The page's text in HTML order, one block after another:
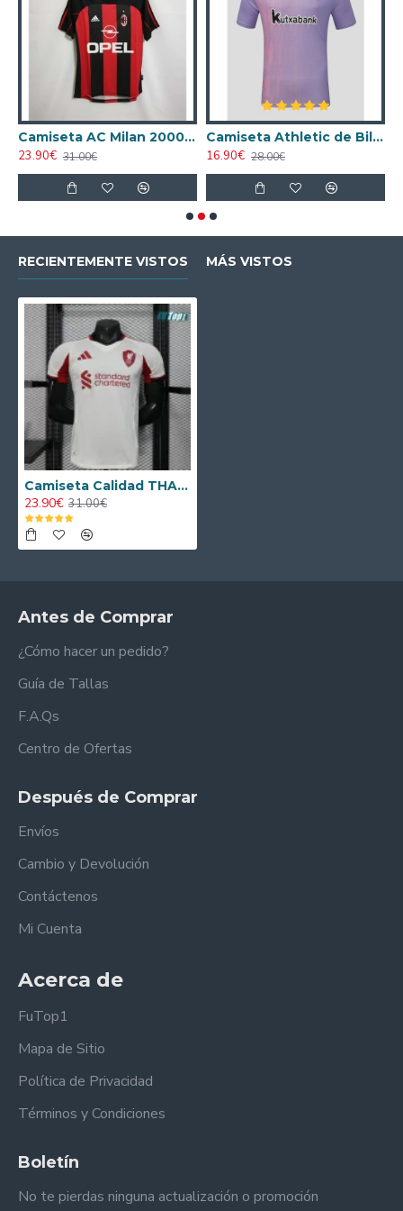
Camiseta AC Milan 2000/2001 Local Retro
23.90€ 31.00€
Camiseta Athletic de Bilbao 2024/2025 Alternativo
16.90€ 28.00€
RECIENTEMENTE VISTOS MÁS VISTOS
Camiseta Calidad THAI Liverpool Segunda Equipación 2025/26 Versión Jugador
23.90€ 31.00€
Antes de Comprar
¿Cómo hacer un pedido?
Guía de Tallas
F.A.Qs
Centro de Ofertas
Después de Comprar
Envíos
Cambio y Devolución
Contáctenos
Mi Cuenta
Acerca de
FuTop1
Mapa de Sitio
Política de Privacidad
Términos y Condiciones
Boletín
No te pierdas ninguna actualización o promoción